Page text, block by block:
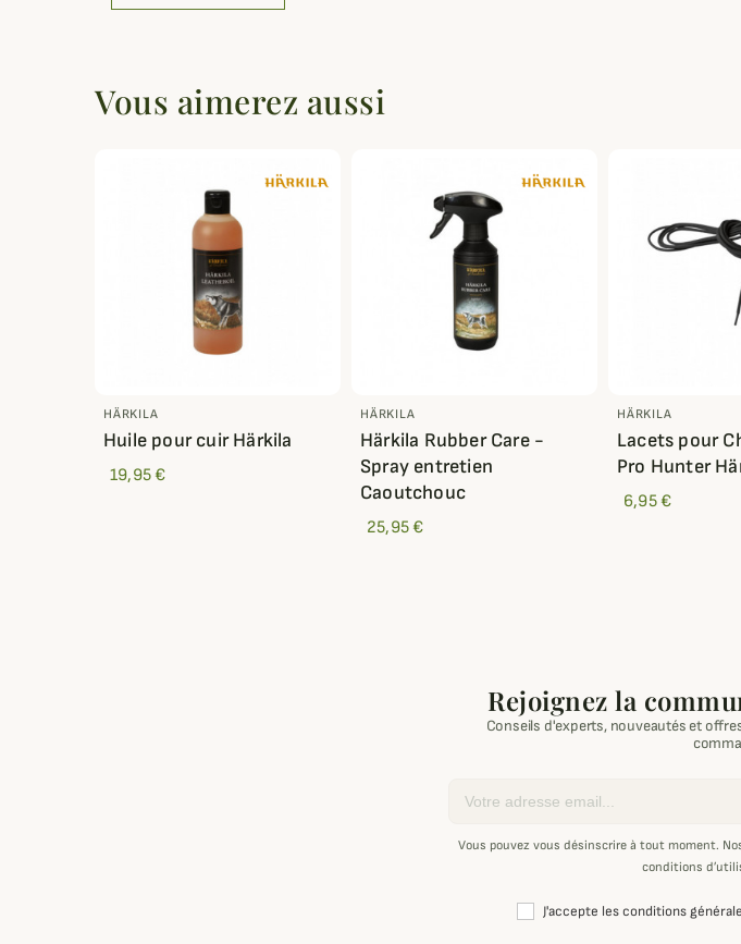
Vous aimerez aussi
HÄRKILA
Huile pour cuir Härkila
19,95 €
HÄRKILA
Härkila Rubber Care -
Spray entretien
Caoutchouc
25,95 €
HÄRKILA
Lacets pour
Pro Hunter
6,95 €
Rejoignez la
Conseils d'experts, nouveautés et
Vous pouvez vous désinscrire à tout moment.
conditions
J'accepte les conditions